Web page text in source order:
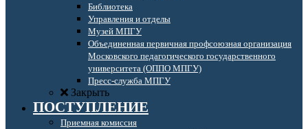
Библиотека
Управления и отделы
Музей МПГУ
Объединенная первичная профсоюзная организация
Московского педагогического государственного
университета (ОППО МПГУ)
Пресс-служба МПГУ
Закрыть
ПОСТУПЛЕНИЕ
Приемная комиссия